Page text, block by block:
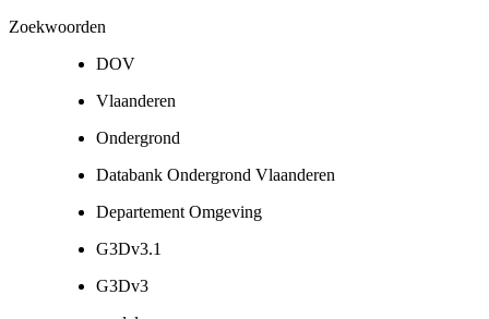
Zoekwoorden
DOV
Vlaanderen
Ondergrond
Databank Ondergrond Vlaanderen
Departement Omgeving
G3Dv3.1
G3Dv3